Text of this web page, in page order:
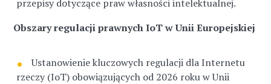
przepisy dotyczące praw własności intelektualnej.
Obszary regulacji prawnych IoT w Unii Europejskiej
Ustanowienie kluczowych regulacji dla Internetu
rzeczy (IoT) obowiązujących od 2026 roku w Unii